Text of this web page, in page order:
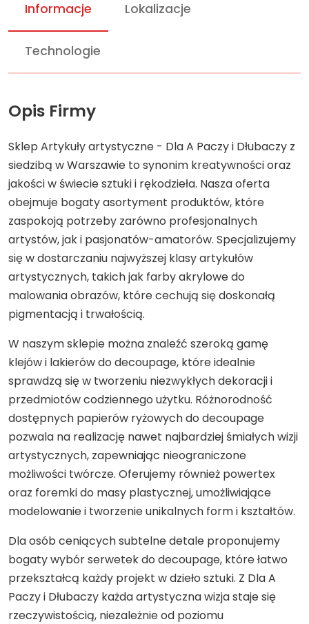
Informacje Lokalizacje
Technologie
Opis Firmy
Sklep Artykuły artystyczne - Dla A Paczy i Dłubaczy z
siedzibą w Warszawie to synonim kreatywności oraz
jakości w świecie sztuki i rękodzieła. Nasza oferta
obejmuje bogaty asortyment produktów, które
zaspokoją potrzeby zarówno profesjonalnych
artystów, jak i pasjonatów-amatorów. Specjalizujemy
się w dostarczaniu najwyższej klasy artykułów
artystycznych, takich jak farby akrylowe do
malowania obrazów, które cechują się doskonałą
pigmentacją i trwałością.
W naszym sklepie można znaleźć szeroką gamę
klejów i lakierów do decoupage, które idealnie
sprawdzą się w tworzeniu niezwykłych dekoracji i
przedmiotów codziennego użytku. Różnorodność
dostępnych papierów ryżowych do decoupage
pozwala na realizację nawet najbardziej śmiałych wizji
artystycznych, zapewniając nieograniczone
możliwości twórcze. Oferujemy również powertex
oraz foremki do masy plastycznej, umożliwiające
modelowanie i tworzenie unikalnych form i kształtów.
Dla osób ceniących subtelne detale proponujemy
bogaty wybór serwetek do decoupage, które łatwo
przekształcą każdy projekt w dzieło sztuki. Z Dla A
Paczy i Dłubaczy każda artystyczna wizja staje się
rzeczywistością, niezależnie od poziomu